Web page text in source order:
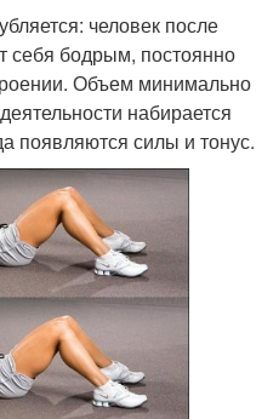
человек после
себя бодрым, постоянно
Объем минимально
набирается
появляются силы и тонус.